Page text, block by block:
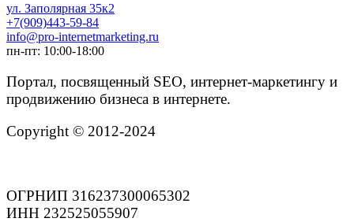
ул. Заполярная 35к2
+7(909)443-59-84
info@pro-internetmarketing.ru
пн-пт: 10:00-18:00
Портал, посвященный SEO, интернет-маркетингу и
продвижению бизнеса в интернете.
Copyright © 2012-2024
ОГРНИП 316237300065302
ИНН 232525055907